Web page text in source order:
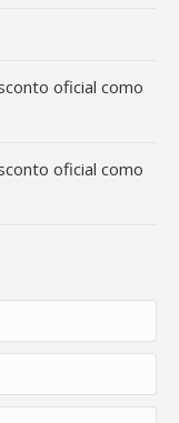
oficial como
oficial como